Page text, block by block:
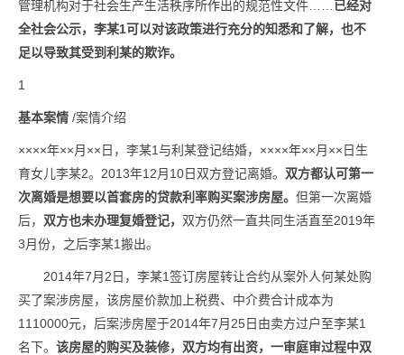
管理机构对于社会生产生活秩序所作出的规范性文件…… 已经对
全社会公示，李某1可以对该政策进行充分的知悉和了解，也不
足以导致其受到利某的欺诈。
1
基本案情 /案情介绍
××××年××月××日，李某1与利某登记结婚，××××年××月××日生
育女儿李某2。2013年12月10日双方登记离婚。 双方都认可第一
次离婚是想要以首套房的贷款利率购买案涉房屋。 但第一次离婚
后， 双方也未办理复婚登记， 双方仍然一直共同生活直至2019年
3月份，之后李某1搬出。
2014年7月2日，李某1签订房屋转让合约从案外人何某处购
买了案涉房屋，该房屋价款加上税费、中介费合计成本为
1110000元，后案涉房屋于2014年7月25日由卖方过户至李某1
名下。 该房屋的购买及装修，双方均有出资，一审庭审过程中双